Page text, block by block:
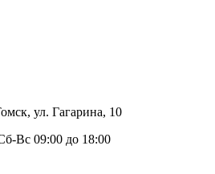
ул. Гагарина, 10
Вс 09:00 до 18:00